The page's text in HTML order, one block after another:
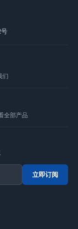
们
全部产品
立即订阅